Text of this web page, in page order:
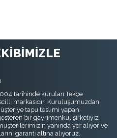
tarihinde kurulan Tekçe
markasıdır. Kuruluşumuzdan
tapu teslimi yapan,
bir gayrimenkul şirketiyiz.
yanında yer alıyor ve
garanti altına alıyoruz.